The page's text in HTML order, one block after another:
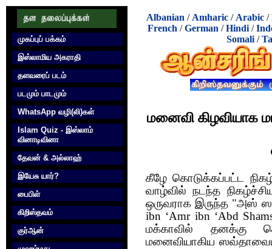
முகப்புப் பக்கம்
இஸ்லாமிய அகராதி
தளவரைப் படம்
படமும் பாடமும்
WhatsApp வழி(லி)கள்
Islam Quiz - இஸ்லாம்
வினாடிவினா
தேவன் & அல்லாஹ்
இயேசு யார்?
பைபிள்
கிறிஸ்தவம்
குர்‍ஆன்
Albanian / Amharic / Arabic /
French /German /Hindi /
Somali/
மனைவி கிழவியாக
கீழே கொடுக்கப்பட்ட‌
வாழ்வில் நடந்த
ஒருவராக இருந்த "அஸ்
ibn ‘Amr ibn ‘Abd
மக்காவில் தனக்கு
மனைவியாகிய